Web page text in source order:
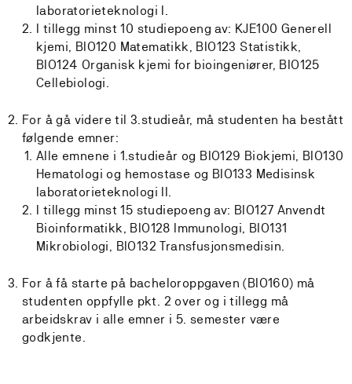
laboratorieteknologi I.
I tillegg minst 10 studiepoeng av: KJE100 Generell
kjemi, BIO120 Matematikk, BIO123 Statistikk,
BIO124 Organisk kjemi for bioingeniører, BIO125
Cellebiologi.
For å gå videre til 3.studieår, må studenten ha bestått
følgende emner:
Alle emnene i 1.studieår og BIO129 Biokjemi, BIO130
Hematologi og hemostase og BIO133 Medisinsk
laboratorieteknologi II.
I tillegg minst 15 studiepoeng av: BIO127 Anvendt
Bioinformatikk, BIO128 Immunologi, BIO131
Mikrobiologi, BIO132 Transfusjonsmedisin.
For å få starte på bacheloroppgaven (BIO160) må
studenten oppfylle pkt. 2 over og i tillegg må
arbeidskrav i alle emner i 5. semester være
godkjente.